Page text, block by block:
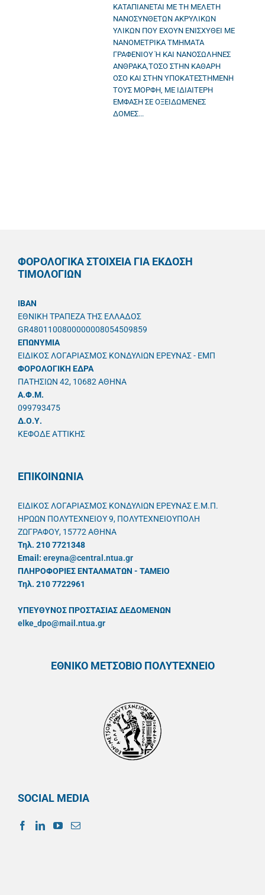
ΚΑΤΑΠΙΑΝΕΤΑΙ ΜΕ ΤΗ ΜΕΛΕΤΗ
ΝΑΝΟΣΥΝΘΕΤΩΝ ΑΚΡΥΛΙΚΩΝ
ΥΛΙΚΩΝ ΠΟΥ ΕΧΟΥΝ ΕΝΙΣΧΥΘΕΙ ΜΕ
ΝΑΝΟΜΕΤΡΙΚΑ ΤΜΗΜΑΤΑ
ΓΡΑΦΕΝΙΟΥ Ή ΚΑΙ ΝΑΝΟΣΩΛΗΝΕΣ
ΑΝΘΡΑΚΑ,ΤΟΣΟ ΣΤΗΝ ΚΑΘΑΡΗ
ΟΣΟ ΚΑΙ ΣΤΗΝ ΥΠΟΚΑΤΕΣΤΗΜΕΝΗ
ΤΟΥΣ ΜΟΡΦΗ, ΜΕ ΙΔΙΑΙΤΕΡΗ
ΕΜΦΑΣΗ ΣΕ ΟΞΕΙΔΩΜΕΝΕΣ
ΔΟΜΕΣ...
ΦΟΡΟΛΟΓΙΚΑ ΣΤΟΙΧΕΙΑ ΓΙΑ ΕΚΔΟΣΗ
ΤΙΜΟΛΟΓΙΩΝ
IBAN
ΕΘΝΙΚΗ ΤΡΑΠΕΖΑ ΤΗΣ ΕΛΛΑΔΟΣ
GR4801100800000008054509859
ΕΠΩΝΥΜΙΑ
ΕΙΔΙΚΟΣ ΛΟΓΑΡΙΑΣΜΟΣ ΚΟΝΔΥΛΙΩΝ ΕΡΕΥΝΑΣ - ΕΜΠ
ΦΟΡΟΛΟΓΙΚΗ ΕΔΡΑ
ΠΑΤΗΣΙΩΝ 42, 10682 ΑΘΗΝΑ
A.Φ.Μ.
099793475
Δ.Ο.Υ.
ΚΕΦΟΔΕ ΑΤΤΙΚΗΣ
ΕΠΙΚΟΙΝΩΝΙΑ
ΕΙΔΙΚΟΣ ΛΟΓΑΡΙΑΣΜΟΣ ΚΟΝΔΥΛΙΩΝ ΕΡΕΥΝΑΣ Ε.Μ.Π.
ΗΡΩΩΝ ΠΟΛΥΤΕΧΝΕΙΟΥ 9, ΠΟΛΥΤΕΧΝΕΙΟΥΠΟΛΗ
ΖΩΓΡΑΦΟΥ, 15772 ΑΘΗΝΑ
Τηλ. 210 7721348
Email: ereyna@central.ntua.gr
ΠΛΗΡΟΦΟΡΙΕΣ ΕΝΤΑΛΜΑΤΩΝ - ΤΑΜΕΙΟ
Τηλ. 210 7722961
ΥΠΕΥΘYΝΟΣ ΠΡΟΣΤΑΣΙΑΣ ΔΕΔΟΜΕΝΩΝ
elke_dpo@mail.ntua.gr
ΕΘΝΙΚΟ ΜΕΤΣΟΒΙΟ ΠΟΛΥΤΕΧΝΕΙΟ
SOCIAL MEDIA